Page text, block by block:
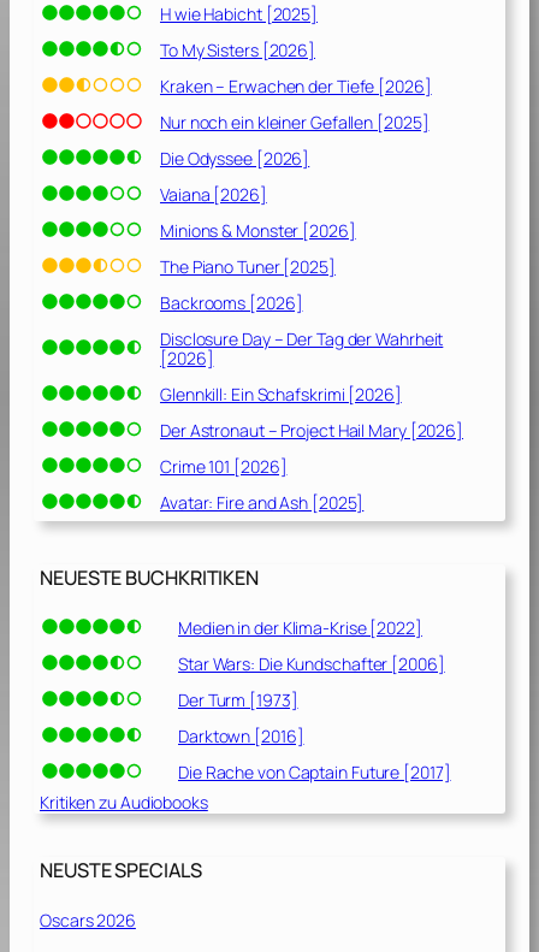
H wie Habicht [2025]
To My Sisters [2026]
Kraken – Erwachen der Tiefe [2026]
Nur noch ein kleiner Gefallen [2025]
Die Odyssee [2026]
Vaiana [2026]
Minions & Monster [2026]
The Piano Tuner [2025]
Backrooms [2026]
Disclosure Day – Der Tag der Wahrheit
[2026]
Glennkill: Ein Schafskrimi [2026]
Der Astronaut – Project Hail Mary [2026]
Crime 101 [2026]
Avatar: Fire and Ash [2025]
NEUESTE BUCHKRITIKEN
Medien in der Klima-Krise [2022]
Star Wars: Die Kundschafter [2006]
Der Turm [1973]
Darktown [2016]
Die Rache von Captain Future [2017]
Kritiken zu Audiobooks
NEUSTE SPECIALS
Oscars 2026